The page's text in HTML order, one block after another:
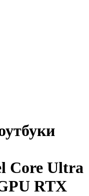
Core Ultra
RTX